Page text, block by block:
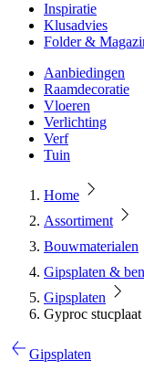
Inspiratie
Klusadvies
Folder &
Aanbiedingen
Raamdecoratie
Vloeren
Verlichting
Verf
Tuin
Home
Assortiment
Bouwmaterialen
Gipsplaten &
Gipsplaten
Gyproc
Gipsplaten